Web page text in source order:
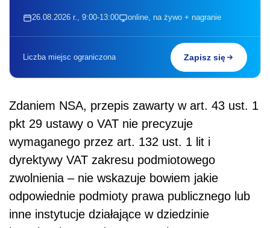
26.08.2026 r., 9:00-13:00 online, na żywo + nagranie
Liczba miejsc ograniczona Zapisz się
Zdaniem NSA, przepis zawarty w art. 43 ust. 1
pkt 29 ustawy o VAT nie precyzuje
wymaganego przez art. 132 ust. 1 lit i
dyrektywy VAT zakresu podmiotowego
zwolnienia – nie wskazuje bowiem jakie
odpowiednie podmioty prawa publicznego lub
inne instytucje działające w dziedzinie